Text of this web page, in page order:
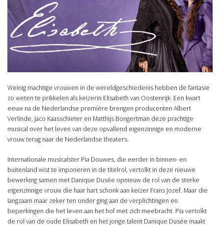
Weinig machtige vrouwen in de wereldgeschiedenis hebben de fantasie
zo weten te prikkelen als keizerin Elisabeth van Oostenrijk. Een kwart
eeuw na de Nederlandse première brengen producenten Albert
Verlinde, Jaco Kaasschieter en Matthijs Bongertman deze prachtige
musical over het leven van deze opvallend eigenzinnige en moderne
vrouw terug naar de Nederlandse theaters.
Internationale musicalster Pia Douwes, die eerder in binnen- en
buitenland wist te imponeren in de titelrol, vertolkt in deze nieuwe
bewerking samen met Danique Dusée opnieuw de rol van de sterke
eigenzinnige vrouw die haar hart schonk aan keizer Frans Jozef. Maar die
langzaam maar zeker ten onder ging aan de verplichtingen en
beperkingen die het leven aan het hof met zich meebracht. Pia vertolkt
de rol van de oude Elisabeth en het jonge talent Danique Dusée maakt